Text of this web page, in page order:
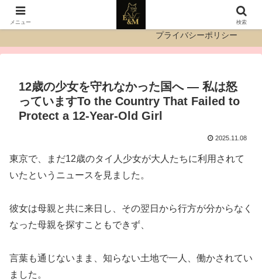
プライバシーポリシー
12歳の少女を守れなかった国へ ― 私は怒
っていますTo the Country That Failed to
Protect a 12-Year-Old Girl
2025.11.08
東京で、まだ12歳のタイ人少女が大人たちに利用されて
いたというニュースを見ました。
彼女は母親と共に来日し、その翌日から行方が分からなく
なった母親を探すこともできず、
言葉も通じないまま、知らない土地で一人、働かされてい
ました。
メニュー 検索